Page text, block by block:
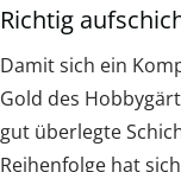
Richtig
Damit sich ein
Gold des
gut überlegte
Reihenfolge hat